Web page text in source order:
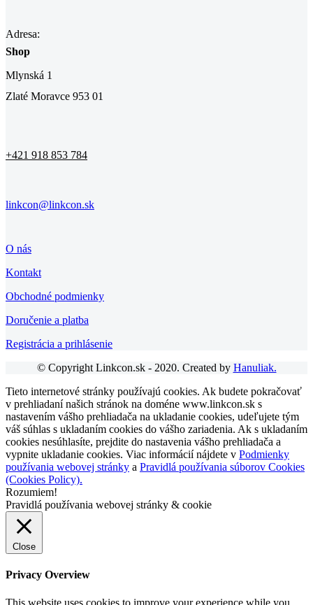
Adresa:
Shop
Mlynská 1
Zlaté Moravce 953 01
+421 918 853 784
linkcon@linkcon.sk
O nás
Kontakt
Obchodné podmienky
Doručenie a platba
Registrácia a prihlásenie
© Copyright Linkcon.sk - 2020. Created by Hanuliak.
Tieto internetové stránky používajú cookies. Ak budete pokračovať
v prehliadaní našich stránok na doméne www.linkcon.sk s
nastavením vášho prehliadača na ukladanie cookies, udeľujete tým
váš súhlas s ukladaním cookies do vášho zariadenia. Ak s ukladaním
cookies nesúhlasíte, prejdite do nastavenia vášho prehliadača a
vypnite ukladanie cookies. Viac informácií nájdete v Podmienky
používania webovej stránky a Pravidlá používania súborov Cookies
(Cookies Policy).
Rozumiem!
Pravidlá používania webovej stránky & cookie
Close
Privacy Overview
This website uses cookies to improve your experience while you